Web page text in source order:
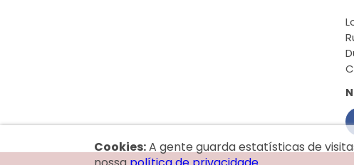
Cookies:A gente guarda estatísticas de